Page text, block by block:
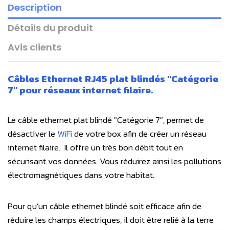
Description
Détails du produit
Avis clients
Câbles Ethernet RJ45 plat blindés "Catégorie
7" pour réseaux internet filaire.
Le câble ethernet plat blindé "Catégorie 7", permet de
désactiver leWiFide votre box afin de créer un réseau
internet filaire. Il offre un très bon débit tout en
sécurisant vos données. Vous réduirez ainsi les pollutions
électromagnétiques dans votre habitat.
Pour qu’un câble ethernet blindé soit efficace afin de
réduire les champs électriques, il doit être relié à la terre